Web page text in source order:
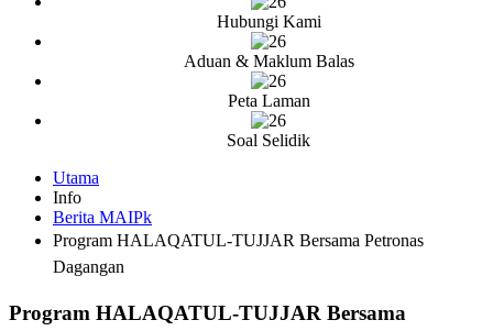
Hubungi Kami
Aduan & Maklum Balas
Peta Laman
Soal Selidik
Utama
Info
Berita MAIPk
Program HALAQATUL-TUJJAR Bersama Petronas
Dagangan
Program HALAQATUL-TUJJAR Bersama